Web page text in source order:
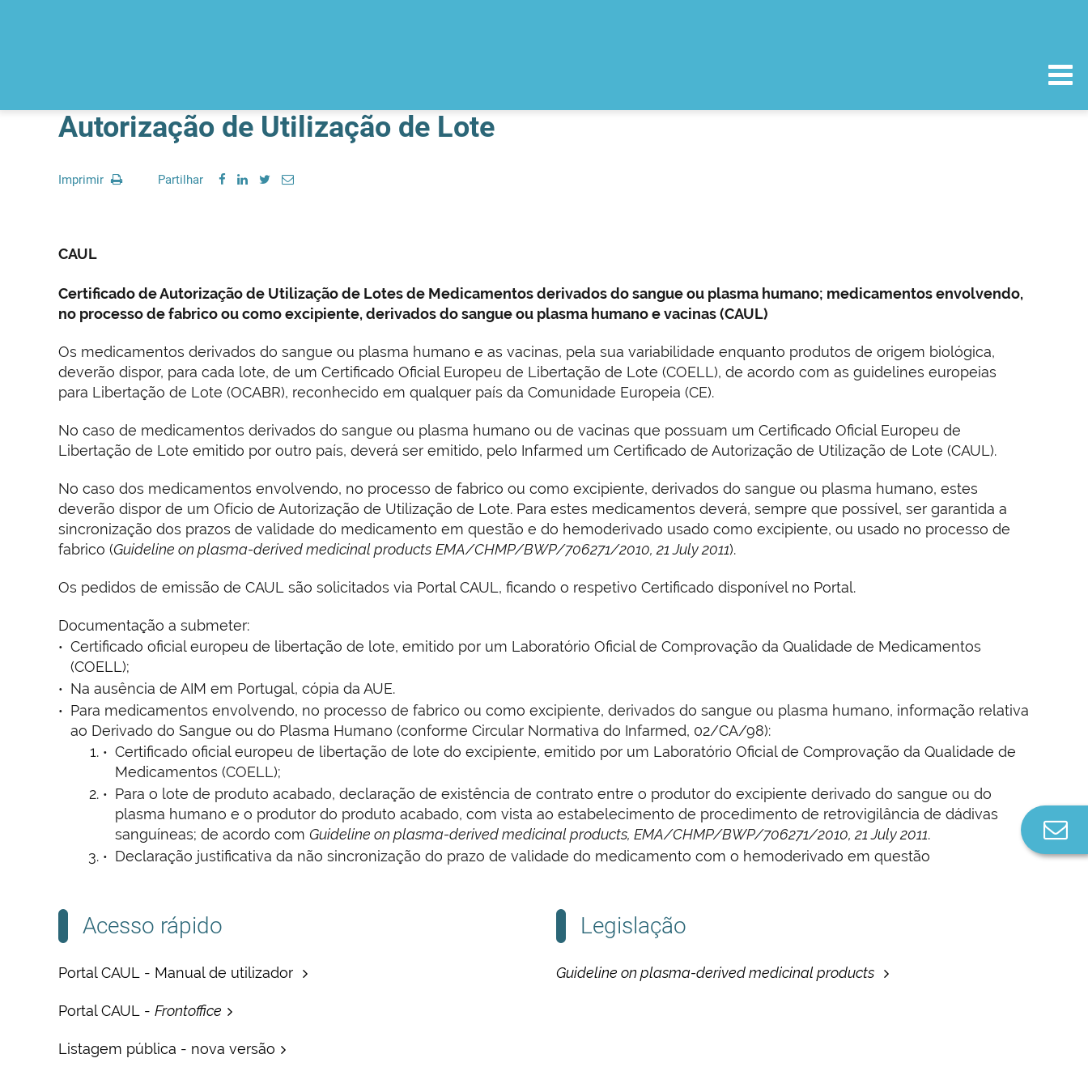
Autorização de Utilização de Lote
Imprimir Partilhar
CAUL
Certificado de Autorização de Utilização de Lotes de Medicamentos derivados do sangue ou plasma humano; medicamentos envolvendo,
no processo de fabrico ou como excipiente, derivados do sangue ou plasma humano e vacinas (CAUL)
Os medicamentos derivados do sangue ou plasma humano e as vacinas, pela sua variabilidade enquanto produtos de origem biológica,
deverão dispor, para cada lote, de um Certificado Oficial Europeu de Libertação de Lote (COELL), de acordo com as guidelines europeias
para Libertação de Lote (OCABR), reconhecido em qualquer país da Comunidade Europeia (CE).
No caso de medicamentos derivados do sangue ou plasma humano ou de vacinas que possuam um Certificado Oficial Europeu de
Libertação de Lote emitido por outro país, deverá ser emitido, pelo Infarmed um Certificado de Autorização de Utilização de Lote (CAUL).
No caso dos medicamentos envolvendo, no processo de fabrico ou como excipiente, derivados do sangue ou plasma humano, estes
deverão dispor de um Ofício de Autorização de Utilização de Lote. Para estes medicamentos deverá, sempre que possível, ser garantida a
sincronização dos prazos de validade do medicamento em questão e do hemoderivado usado como excipiente, ou usado no processo de
fabrico (Guideline on plasma-derived medicinal products EMA/CHMP/BWP/706271/2010, 21 July 2011).
Os pedidos de emissão de CAUL são solicitados via Portal CAUL, ficando o respetivo Certificado disponível no Portal.
Documentação a submeter:
Certificado oficial europeu de libertação de lote, emitido por um Laboratório Oficial de Comprovação da Qualidade de Medicamentos
(COELL);
Na ausência de AIM em Portugal, cópia da AUE.
Para medicamentos envolvendo, no processo de fabrico ou como excipiente, derivados do sangue ou plasma humano, informação relativa
ao Derivado do Sangue ou do Plasma Humano (conforme Circular Normativa do Infarmed, 02/CA/98):
Certificado oficial europeu de libertação de lote do excipiente, emitido por um Laboratório Oficial de Comprovação da Qualidade de
Medicamentos (COELL);
Para o lote de produto acabado, declaração de existência de contrato entre o produtor do excipiente derivado do sangue ou do
plasma humano e o produtor do produto acabado, com vista ao estabelecimento de procedimento de retrovigilância de dádivas
sanguíneas; de acordo com Guideline on plasma-derived medicinal products, EMA/CHMP/BWP/706271/2010, 21 July 2011.
Declaração justificativa da não sincronização do prazo de validade do medicamento com o hemoderivado em questão
Acesso rápido
Portal CAUL - Manual de utilizador
Portal CAUL - Frontoffice
Listagem pública - nova versão
Legislação
Guideline on plasma-derived medicinal products